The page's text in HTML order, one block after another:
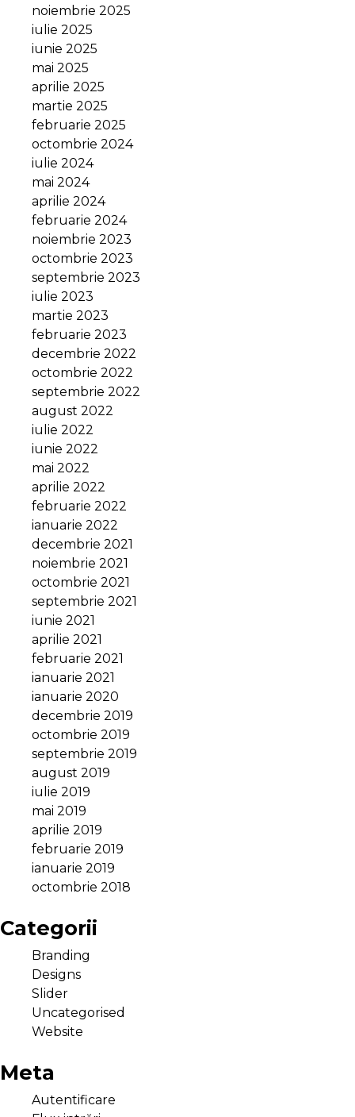
noiembrie 2025
iulie 2025
iunie 2025
mai 2025
aprilie 2025
martie 2025
februarie 2025
octombrie 2024
iulie 2024
mai 2024
aprilie 2024
februarie 2024
noiembrie 2023
octombrie 2023
septembrie 2023
iulie 2023
martie 2023
februarie 2023
decembrie 2022
octombrie 2022
septembrie 2022
august 2022
iulie 2022
iunie 2022
mai 2022
aprilie 2022
februarie 2022
ianuarie 2022
decembrie 2021
noiembrie 2021
octombrie 2021
septembrie 2021
iunie 2021
aprilie 2021
februarie 2021
ianuarie 2021
ianuarie 2020
decembrie 2019
octombrie 2019
septembrie 2019
august 2019
iulie 2019
mai 2019
aprilie 2019
februarie 2019
ianuarie 2019
octombrie 2018
Categorii
Branding
Designs
Slider
Uncategorised
Website
Meta
Autentificare